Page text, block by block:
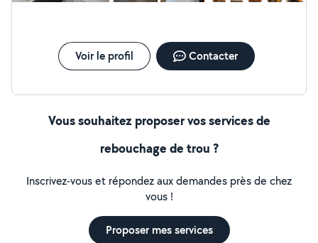
Voir le profil Contacter
Vous souhaitez proposer vos services de
rebouchage de trou ?
Inscrivez-vous et répondez aux demandes près de chez
vous !
Proposer mes services